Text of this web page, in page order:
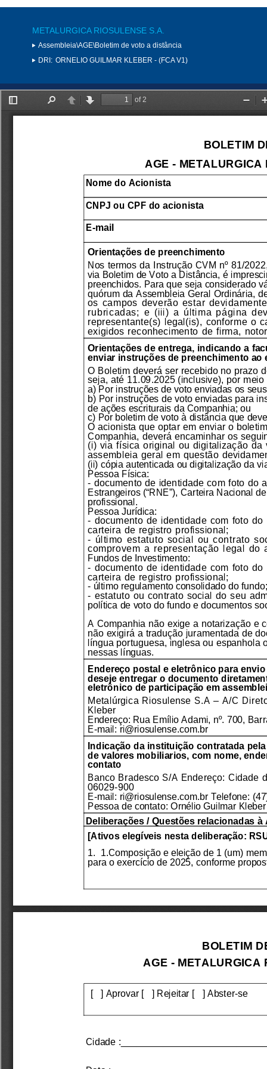
METALURGICA RIOSULENSE S.A.
Assembleia\AGE\Boletim de voto a distância
DRI: ORNELIO GUILMAR KLEBER - (FCA V1)